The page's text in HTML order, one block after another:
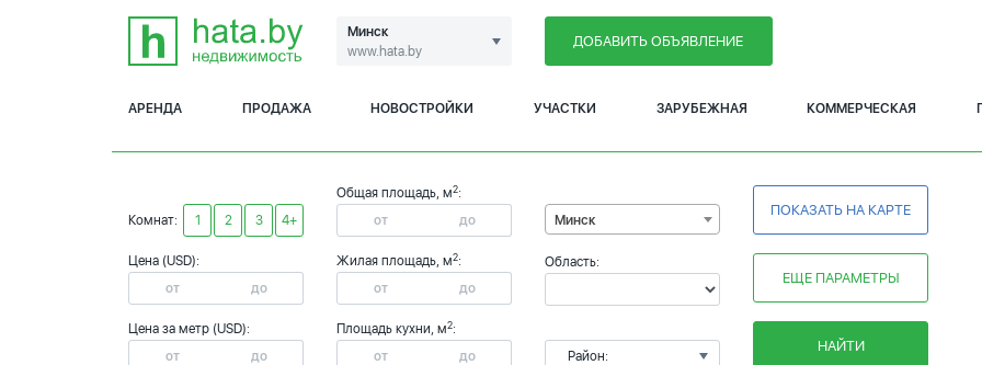
Минск
www.hata.by
ДОБАВИТЬ ОБЪЯВЛЕНИЕ
АРЕНДА ПРОДАЖА НОВОСТРОЙКИ УЧАСТКИ ЗАРУБЕЖНАЯ КОММЕРЧЕСКАЯ
Комнат: 1 2 3 4+
Цена (USD):
Цена за метр (USD):
Общая площадь, м2:
Жилая площадь, м2:
Площадь кухни, м2:
Минск
Область:
Район:
ПОКАЗАТЬ НА КАРТЕ
ЕЩЕ ПАРАМЕТРЫ
НАЙТИ